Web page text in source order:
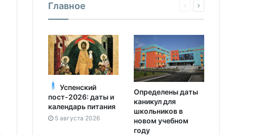
Главное
Успенский
пост-2026: даты и
календарь питания
5 августа 2026
Определены даты
каникул для
школьников в
новом учебном
году